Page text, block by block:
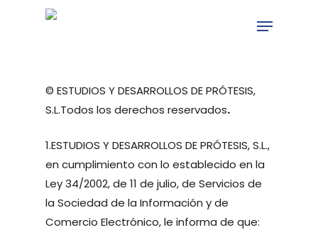
Menu
© ESTUDIOS Y DESARROLLOS DE PRÓTESIS,
S.L.Todos los derechos reservados.
1.ESTUDIOS Y DESARROLLOS DE PRÓTESIS, S.L.,
en cumplimiento con lo establecido en la
Ley 34/2002, de 11 de julio, de Servicios de
la Sociedad de la Información y de
Comercio Electrónico, le informa de que: